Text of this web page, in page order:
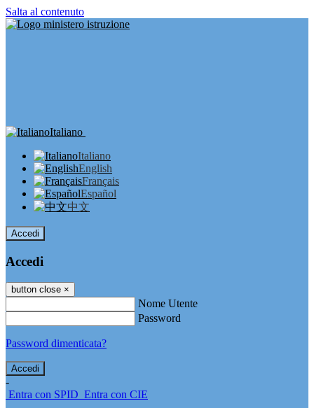
Salta al contenuto
Italiano
Italiano
English
Français
Español
中文
Accedi
Accedi
button close ×
Nome Utente
Password
Password dimenticata?
-
Entra con SPID Entra con CIE